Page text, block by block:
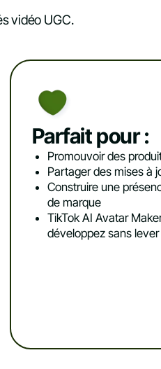
vidéo UGC.
Parfait pour :
Promouvoir des
Partager des mises à
Construire une
de marque
TikTok AI Avatar
développez sans